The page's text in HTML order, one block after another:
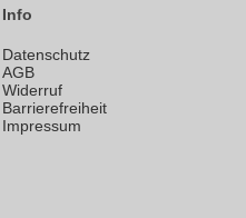
Info
Datenschutz
AGB
Widerruf
Barrierefreiheit
Impressum